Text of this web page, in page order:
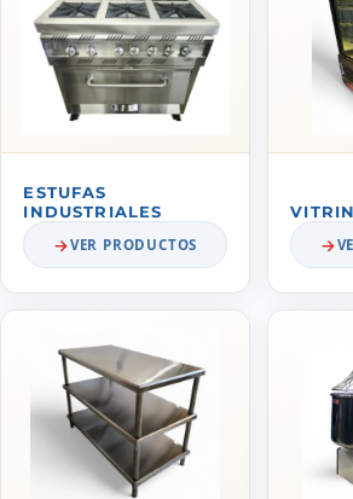
ESTUFAS
INDUSTRIALES
VER PRODUCTOS